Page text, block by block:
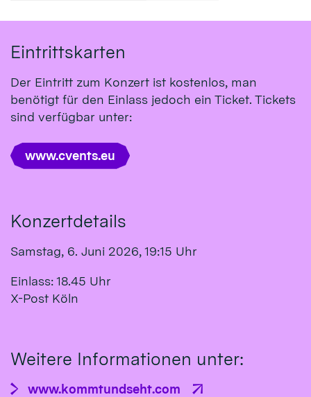
Eintrittskarten
Der Eintritt zum Konzert ist kostenlos, man
benötigt für den Einlass jedoch ein Ticket. Tickets
sind verfügbar unter:
www.cvents.eu
Konzertdetails
Samstag, 6. Juni 2026, 19:15 Uhr
Einlass: 18.45 Uhr
X-Post Köln
Weitere Informationen unter:
www.kommtundseht.com